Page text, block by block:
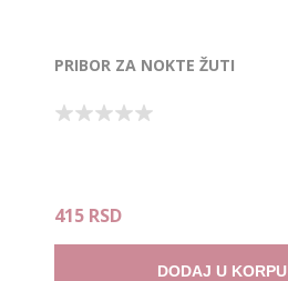
PRIBOR ZA NOKTE ŽUTI
415 RSD
DODAJ U KORPU